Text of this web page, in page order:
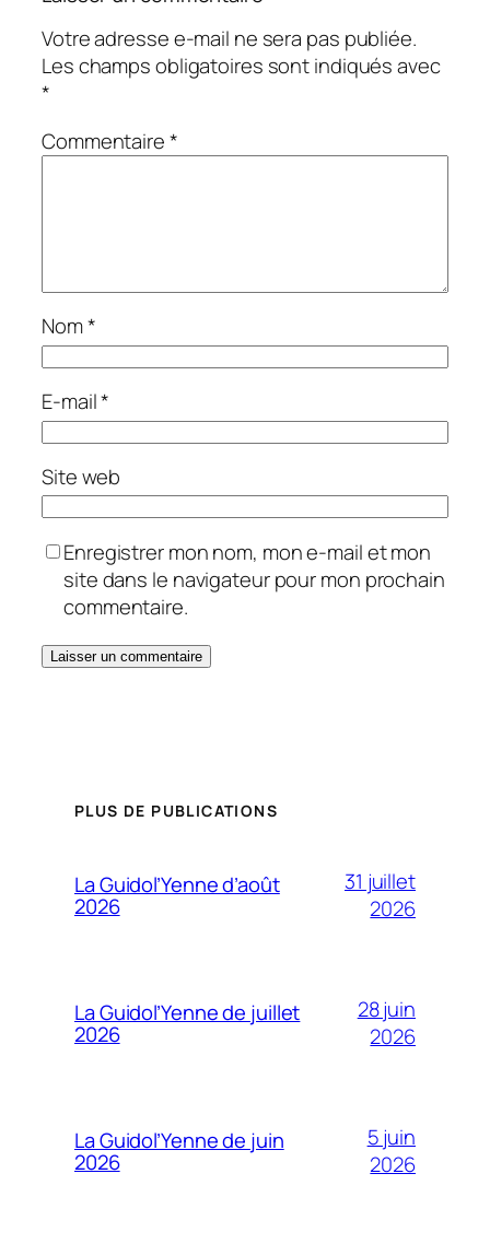
Votre adresse e-mail ne sera pas publiée.
Les champs obligatoires sont indiqués avec
*
Commentaire*
Nom*
E-mail*
Site web
Enregistrer mon nom, mon e-mail et mon
site dans le navigateur pour mon prochain
commentaire.
PLUS DE PUBLICATIONS
La Guidol’Yenne d’août
2026
31 juillet
2026
La Guidol’Yenne de juillet
2026
28 juin
2026
La Guidol’Yenne de juin
2026
5 juin
2026